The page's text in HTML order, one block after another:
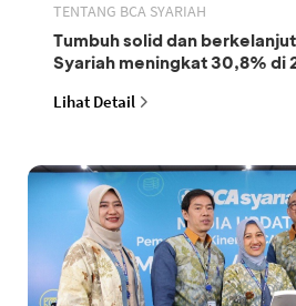
TENTANG BCA SYARIAH
Tumbuh solid dan
Syariah meningkat 30,8% di
Lihat Detail